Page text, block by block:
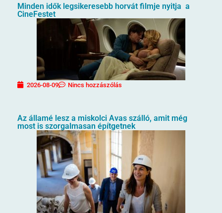
Minden idők legsikeresebb horvát filmje nyitja a
CineFestet
2026-08-09 Nincs hozzászólás
Az államé lesz a miskolci Avas szálló, amit még
most is szorgalmasan építgetnek